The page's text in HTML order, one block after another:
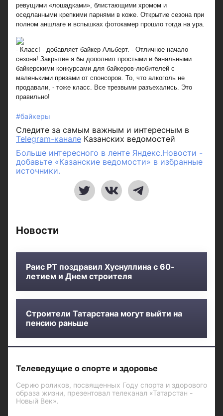
ревущими «лошадками», блистающими хромом и
оседланными крепкими парнями в коже. Открытие сезона при
полном аншлаге и вспышках фотокамер прошло тогда на ура.
- Класс! - добавляет байкер Альберт. - Отличное начало
сезона! Закрытие я бы дополнил простыми и банальными
байкерскими конкурсами для байкеров-любителей с
маленькими призами от спонсоров. То, что алкоголь не
продавали, - тоже класс. Все трезвыми разъехались. Это
правильно!
#байкеры
Следите за самым важным и интересным в
Telegram-канале Казанских ведомостей
Больше интересного в ленте Яндекс.Новости -
добавьте «Казанские ведомости» в избранные
источники.
Новости
Раис РТ поздравил Хуснуллина с 60-
летием и Днем строителя
Строители Татарстана могут выйти на
пенсию раньше
Телеведущие о спорте и здоровье
Серию роликов, посвященных Году спорта и здорового
образа жизни, презентовал телеканал «Татарстан -
Новый Век».